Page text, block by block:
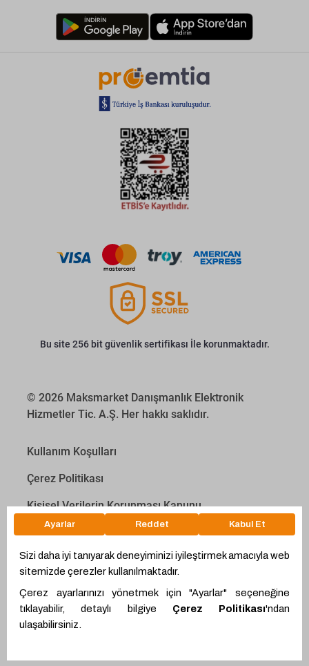
WhatsApp
Teklif Hattı
Bu site 256 bit güvenlik sertifikası İle korunmaktadır.
© 2026 Maksmarket Danışmanlık Elektronik
Hizmetler Tic. A.Ş. Her hakkı saklıdır.
Kullanım Koşulları
Çerez Politikası
Kişisel Verilerin Korunması Kanunu
İletişim Aydınlatma Metni
Proyakıt
Ödeme Hesaplama Aracı